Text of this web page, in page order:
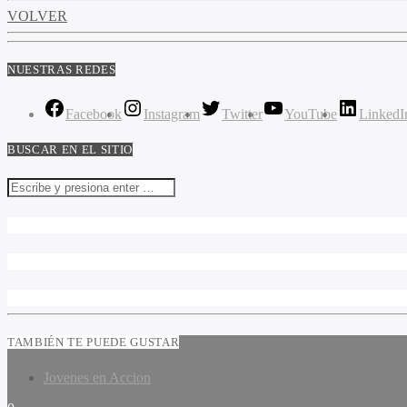
VOLVER
NUESTRAS REDES
Facebook Instagram Twitter YouTube
BUSCAR EN EL SITIO
TAMBIÉN TE PUEDE GUSTAR
Jovenes en Accion